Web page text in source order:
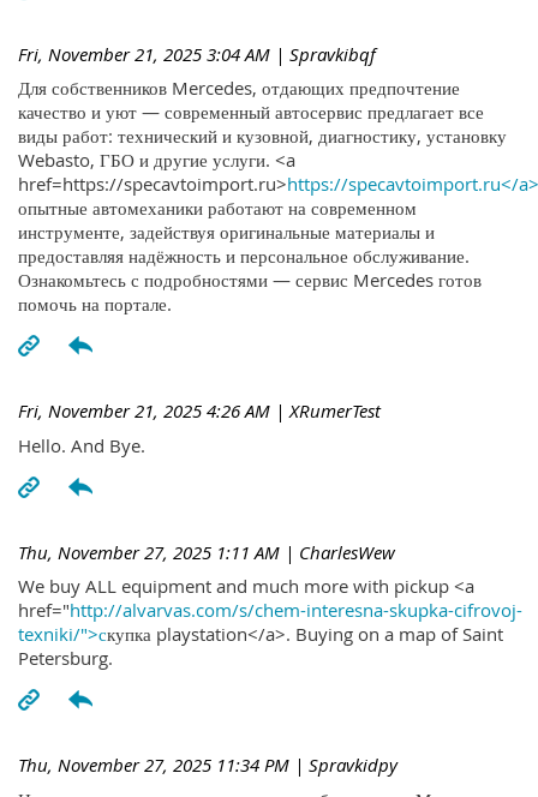
Fri, November 21, 2025 3:04 AM | Spravkibqf
Для собственников Mercedes, отдающих предпочтение
качество и уют — современный автосервис предлагает все
виды работ: технический и кузовной, диагностику, установку
Webasto, ГБО и другие услуги. <a
href=https://specavtoimport.ru>https://specavtoimport.ru</a>
опытные автомеханики работают на современном
инструменте, задействуя оригинальные материалы и
предоставляя надёжность и персональное обслуживание.
Ознакомьтесь с подробностями — сервис Mercedes готов
помочь на портале.
Fri, November 21, 2025 4:26 AM | XRumerTest
Hello. And Bye.
Thu, November 27, 2025 1:11 AM | CharlesWew
We buy ALL equipment and much more with pickup <a
href="http://alvarvas.com/s/chem-interesna-skupka-cifrovoj-
texniki/">скупка playstation</a>. Buying on a map of Saint
Petersburg.
Thu, November 27, 2025 11:34 PM | Spravkidpy